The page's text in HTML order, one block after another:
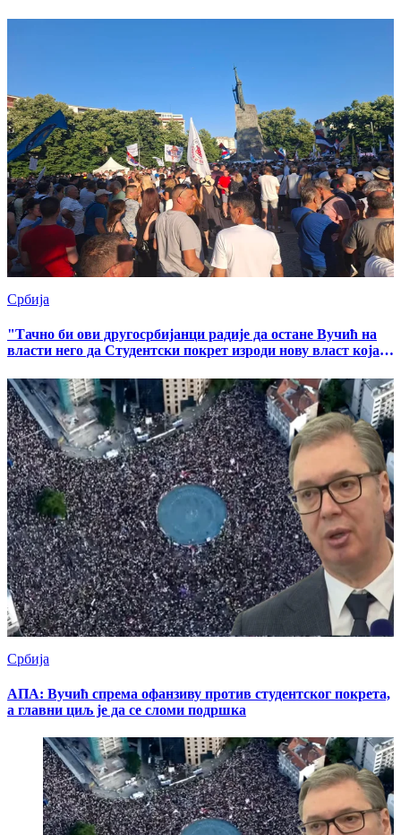
Србија
"Тачно би ови другосрбијанци радије да остане Вучић на
власти него да Студентски покрет изроди нову власт која
Србија
АПА: Вучић спрема офанзиву против студентског покрета,
а главни циљ је да се сломи подршка